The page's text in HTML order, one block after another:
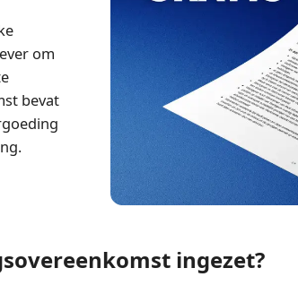
om
bevat
ingezet?